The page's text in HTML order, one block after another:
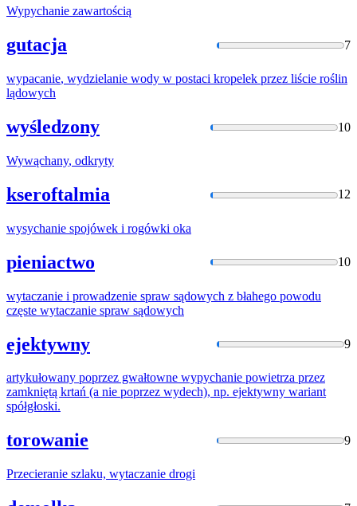
Wypychanie zawartością
gutacja 7
wypacanie, wydzielanie wody w postaci kropelek przez liście roślin
lądowych
wyśledzony 10
Wywąchany, odkryty
kseroftalmia 12
wysychanie spojówek i rogówki oka
pieniactwo 10
wytaczanie i prowadzenie spraw sądowych z błahego powodu
częste wytaczanie spraw sądowych
ejektywny 9
artykułowany poprzez gwałtowne wypychanie powietrza przez
zamkniętą krtań (a nie poprzez wydech), np. ejektywny wariant
spółgłoski.
torowanie 9
Przecieranie szlaku, wytaczanie drogi